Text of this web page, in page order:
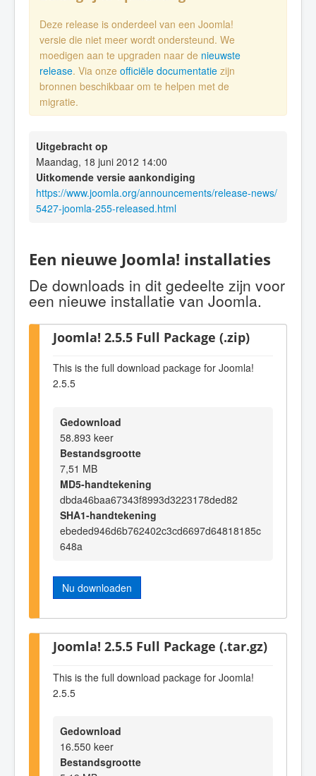
Deze release is onderdeel van een Joomla!
versie die niet meer wordt ondersteund. We
moedigen aan te upgraden naar de nieuwste
release. Via onze officiële documentatie zijn
bronnen beschikbaar om te helpen met de
migratie.
Uitgebracht op
Maandag, 18 juni 2012 14:00
Uitkomende versie aankondiging
https://www.joomla.org/announcements/release-news/
5427-joomla-255-released.html
Een nieuwe Joomla! installaties
De downloads in dit gedeelte zijn voor
een nieuwe installatie van Joomla.
Joomla! 2.5.5 Full Package (.zip)
This is the full download package for Joomla!
2.5.5
Gedownload
58.893 keer
Bestandsgrootte
7,51 MB
MD5-handtekening
dbda46baa67343f8993d3223178ded82
SHA1-handtekening
ebeded946d6b762402c3cd6697d64818185c
648a
Nu downloaden
Joomla! 2.5.5 Full Package (.tar.gz)
This is the full download package for Joomla!
2.5.5
Gedownload
16.550 keer
Bestandsgrootte